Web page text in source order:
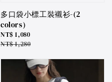
多口袋小標工裝襯衫-(2
colors)
Sale
price
NT$ 1,080
Regular
NT$ 1,280